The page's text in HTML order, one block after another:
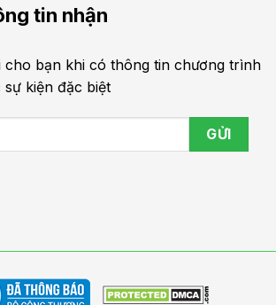
tin nhận
cho bạn khi có thông tin chương trình
kiện đặc biệt